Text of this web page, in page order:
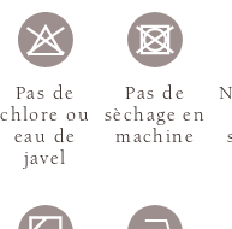
Pas de
chlore ou
eau de
javel
Pas de
sèchage en
machine